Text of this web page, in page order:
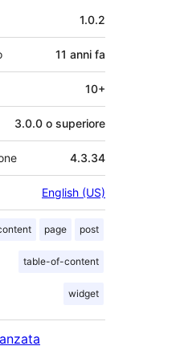
1.0.2
11 anni fa
10+
3.0.0 o superiore
4.3.34
English (US)
page post
table-of-content
widget